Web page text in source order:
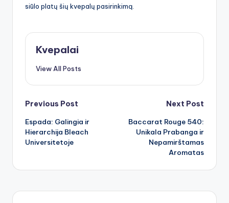
siūlo platų šių kvepalų pasirinkimą.
Kvepalai
View All Posts
Post
navigation
Previous Post
Espada: Galingia ir
Hierarchija Bleach
Universitetoje
Next Post
Baccarat Rouge 540:
Unikala Prabanga ir
Nepamirštamas
Aromatas